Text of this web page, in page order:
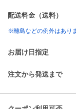
配送料金（送料）
※離島などの例外はあり
お届け日指定
注文から発送まで